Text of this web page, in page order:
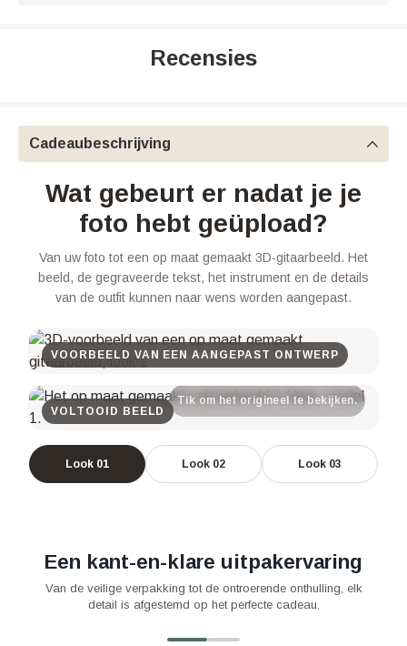
Recensies
Cadeaubeschrijving 
Wat gebeurt er nadat je je
foto hebt geüpload?
Van uw foto tot een op maat gemaakt 3D-gitaarbeeld. Het
beeld, de gegraveerde tekst, het instrument en de details
van de outfit kunnen naar wens worden aangepast.
VOORBEELD VAN EEN AANGEPAST ONTWERP
VOLTOOID BEELD
Tik om het origineel te bekijken.
Look 01 Look 02 Look 03
Een kant-en-klare uitpakervaring
Van de veilige verpakking tot de ontroerende onthulling, elk
detail is afgestemd op het perfecte cadeau.
Prachtig verpakt,
Schuif om uit te pakken.